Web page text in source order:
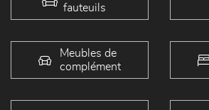
fauteuils
Meubles de
complément